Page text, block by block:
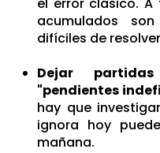
acumulados
difíciles de
Dejar
"pendientes
hay que
ignora hoy
mañana.